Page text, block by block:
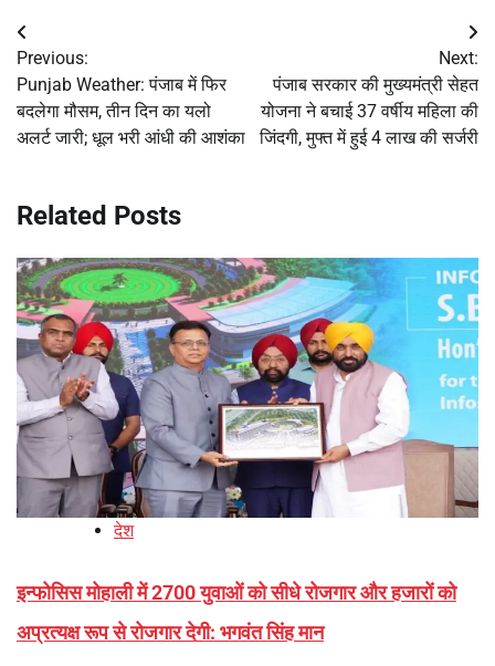
Post
navigation
Previous:
Punjab Weather: पंजाब में फिर
बदलेगा मौसम, तीन दिन का यलो
अलर्ट जारी; धूल भरी आंधी की आशंका
Next:
पंजाब सरकार की मुख्यमंत्री सेहत
योजना ने बचाई 37 वर्षीय महिला की
जिंदगी, मुफ्त में हुई 4 लाख की सर्जरी
Related Posts
देश
इन्फोसिस मोहाली में 2700 युवाओं को सीधे रोजगार और हजारों को
अप्रत्यक्ष रूप से रोजगार देगी: भगवंत सिंह मान